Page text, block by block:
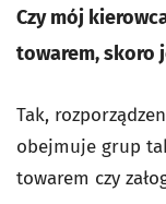
Czy mój
towarem, skoro
Tak,
obejmuje grup
towarem czy